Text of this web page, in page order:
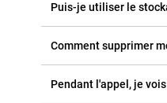
Puis-je utiliser le
Comment supprimer
Pendant l'appel, je